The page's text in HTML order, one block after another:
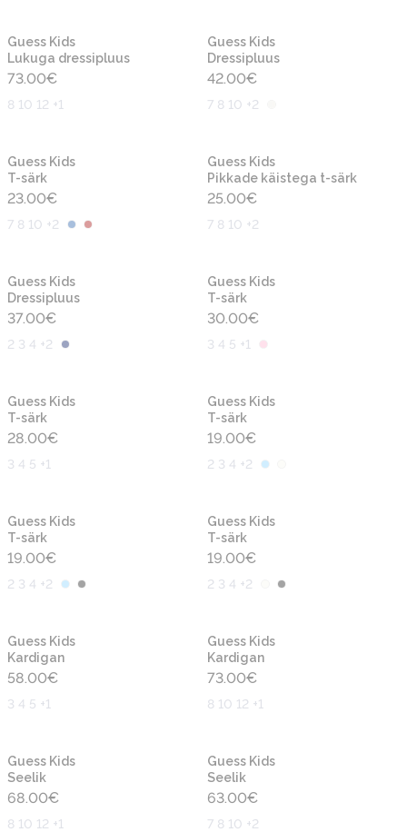
Guess Kids
Lukuga dressipluus
73.00€
8 10 12 +1
Guess Kids
Dressipluus
42.00€
7 8 10 +2
Guess Kids
T-särk
23.00€
7 8 10 +2
Guess Kids
Pikkade käistega t-särk
25.00€
7 8 10 +2
Guess Kids
Dressipluus
37.00€
2 3 4 +2
Guess Kids
T-särk
30.00€
3 4 5 +1
Guess Kids
T-särk
28.00€
3 4 5 +1
Guess Kids
T-särk
19.00€
2 3 4 +2
Guess Kids
T-särk
19.00€
2 3 4 +2
Guess Kids
T-särk
19.00€
2 3 4 +2
Guess Kids
Kardigan
58.00€
3 4 5 +1
Guess Kids
Kardigan
73.00€
8 10 12 +1
Guess Kids
Seelik
68.00€
8 10 12 +1
Guess Kids
Seelik
63.00€
7 8 10 +2